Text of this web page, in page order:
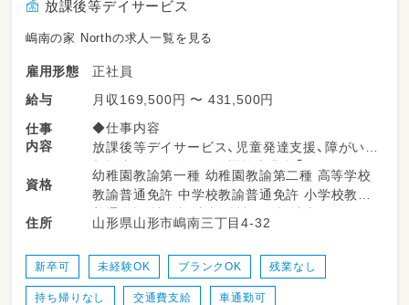
10:30～12:00 療育の準備・打ち合わせ
12:00～13:00 お昼休憩
13:00～14:00 療育の準備・打ち合わせ
14:00～ 送迎
15:00～15:45 個別療育①
15:45～16:30 記録
17:30～ 送迎
放課後等デイサービス
嶋南の家 Northの求人一覧を見る
雇用形態
正社員
給与
月収169,500円 〜 431,500円
仕事
内容
◆仕事内容
放課後等デイサービス、児童発達支援、障がい児
相談支援を提供する多機能事業所「セカンドハ
ウス彩祐結 嶋南の家」にて、児童指導員として、
障がいのある児童の療育支援をお任せします。
5～6人の職員でチームを組んで子ども同士のコ
ミュニケー ションが円滑に行える様支援して
頂きます。
資格
幼稚園教諭第一種 幼稚園教諭第二種 高等学校
教諭普通免許 中学校教諭普通免許 小学校教諭
普通免許 社会福祉士 精神保健福祉士
住所 山形県山形市嶋南三丁目4-32
新卒可 未経験OK ブランクOK 残業なし
持ち帰りなし 交通費支給 車通勤可